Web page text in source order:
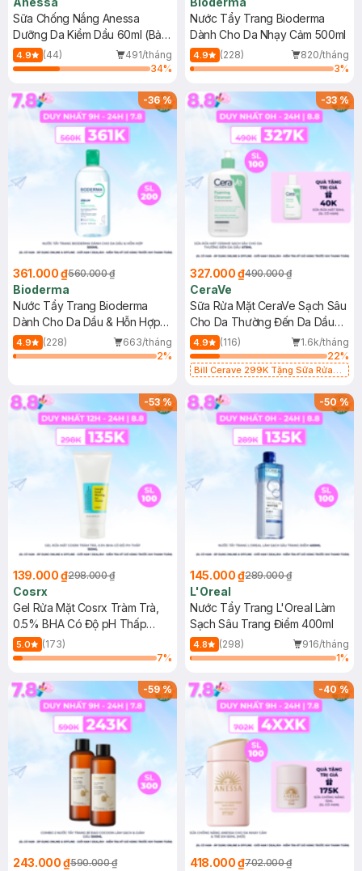
Sữa Chống Nắng Anessa
Dưỡng Da Kiềm Dầu 60ml (Bản
Mới)
4.9 (44)
491/tháng
34%
Nước Tẩy Trang Bioderma
Dành Cho Da Nhạy Cảm 500ml
4.9 (228)
820/tháng
3%
-36%
361.000 ₫560.000 ₫
Bioderma
Nước Tẩy Trang Bioderma
Dành Cho Da Dầu & Hỗn Hợp
500ml
4.9 (228)
663/tháng
2%
-33%
327.000 ₫490.000 ₫
CeraVe
Sữa Rửa Mặt CeraVe Sạch Sâu
Cho Da Thường Đến Da Dầu
473ml
4.9 (116)
1.6k/tháng
22%
Bill Cerave 299K Tặng Sữa Rửa
-53%
139.000 ₫298.000 ₫
Cosrx
Gel Rửa Mặt Cosrx Tràm Trà,
0.5% BHA Có Độ pH Thấp
150ml
5.0
(173)
7%
-50%
145.000 ₫289.000 ₫
L'Oreal
Nước Tẩy Trang L'Oreal Làm
Sạch Sâu Trang Điểm 400ml
4.8 (298)
916/tháng
1%
-59%
243.000 ₫590.000 ₫
-40%
418.000 ₫702.000 ₫